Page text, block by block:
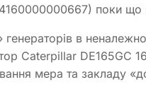
поки що
в
Caterpillar DE165GC
мера та закладу